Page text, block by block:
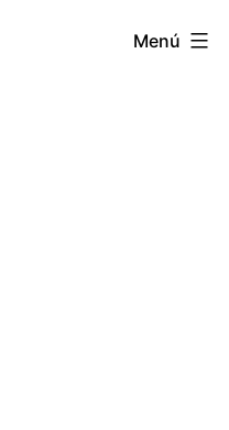
Menú